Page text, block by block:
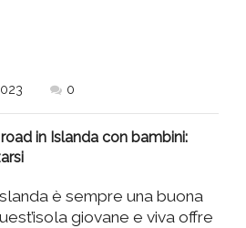
0
in Islanda con bambini:
è sempre una buona
giovane e viva offre